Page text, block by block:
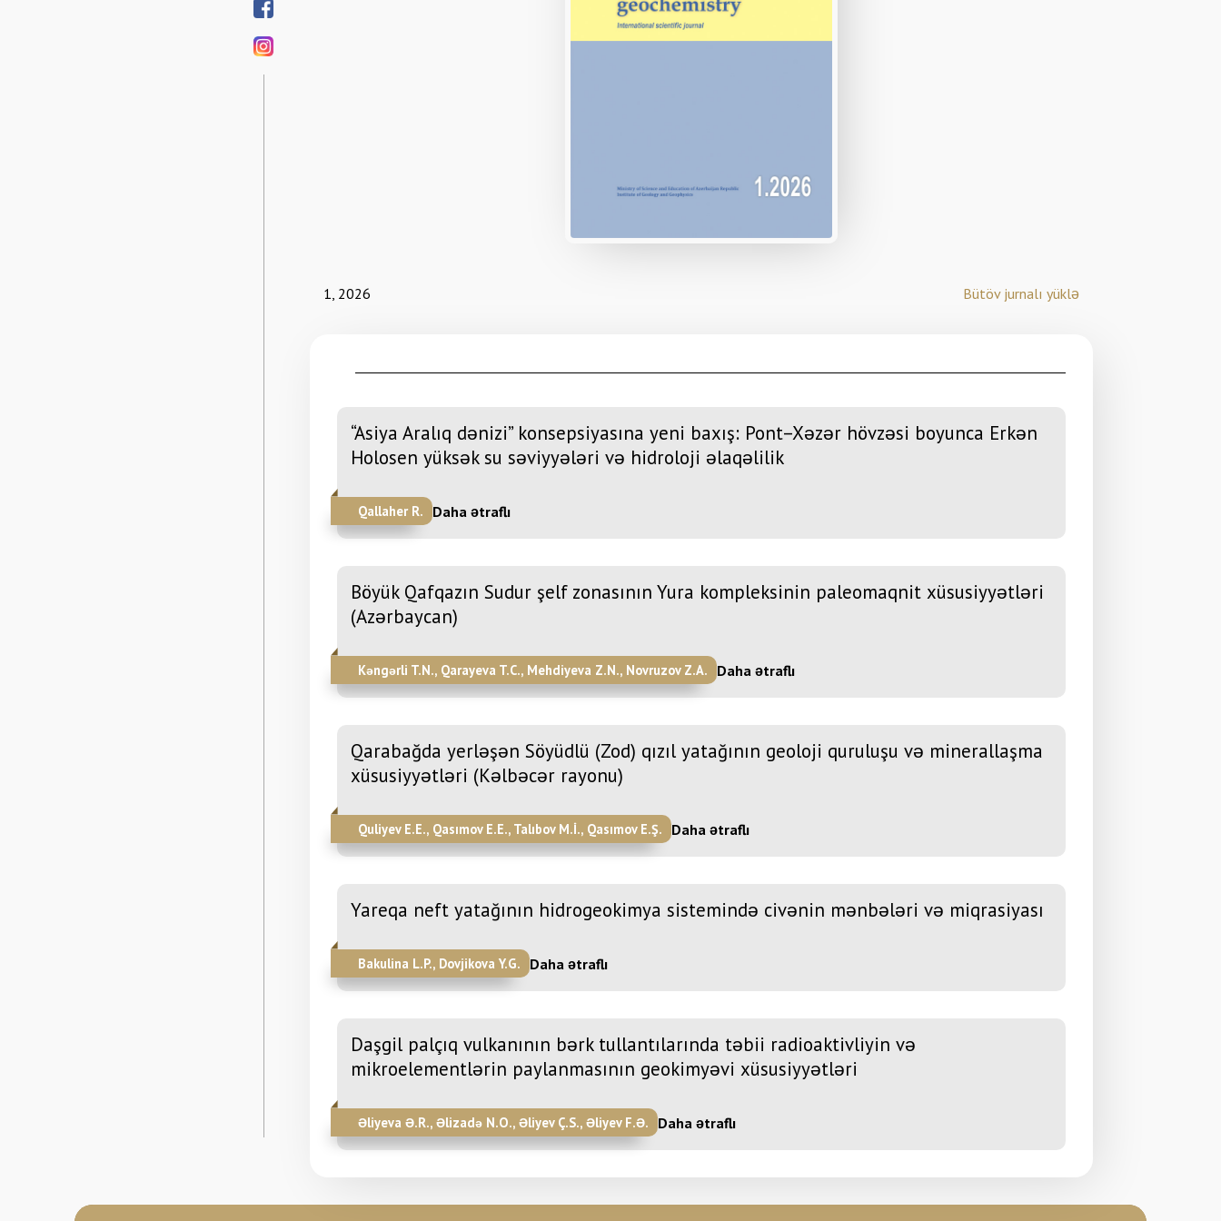
1, 2026 Bütöv jurnalı yüklə
“Asiya Aralıq dənizi” konsepsiyasına yeni baxış: Pont–Xəzər hövzəsi boyunca Erkən
Holosen yüksək su səviyyələri və hidroloji əlaqəlilik
Qallaher R. Daha ətraflı
Böyük Qafqazın Sudur şelf zonasının Yura kompleksinin paleomaqnit xüsusiyyətləri
(Azərbaycan)
Kəngərli T.N., Qarayeva T.C., Mehdiyeva Z.N., Novruzov Z.A. Daha ətraflı
Qarabağda yerləşən Söyüdlü (Zod) qızıl yatağının geoloji quruluşu və minerallaşma
xüsusiyyətləri (Kəlbəcər rayonu)
Quliyev E.E., Qasımov E.E., Talıbov M.İ., Qasımov E.Ş. Daha ətraflı
Yareqa neft yatağının hidrogeokimya sistemində civənin mənbələri və miqrasiyası
Bakulina L.P., Dovjikova Y.G. Daha ətraflı
Daşgil palçıq vulkanının bərk tullantılarında təbii radioaktivliyin və
mikroelementlərin paylanmasının geokimyəvi xüsusiyyətləri
Əliyeva Ə.R., Əlizadə N.O., Əliyev Ç.S., Əliyev F.Ə. Daha ətraflı